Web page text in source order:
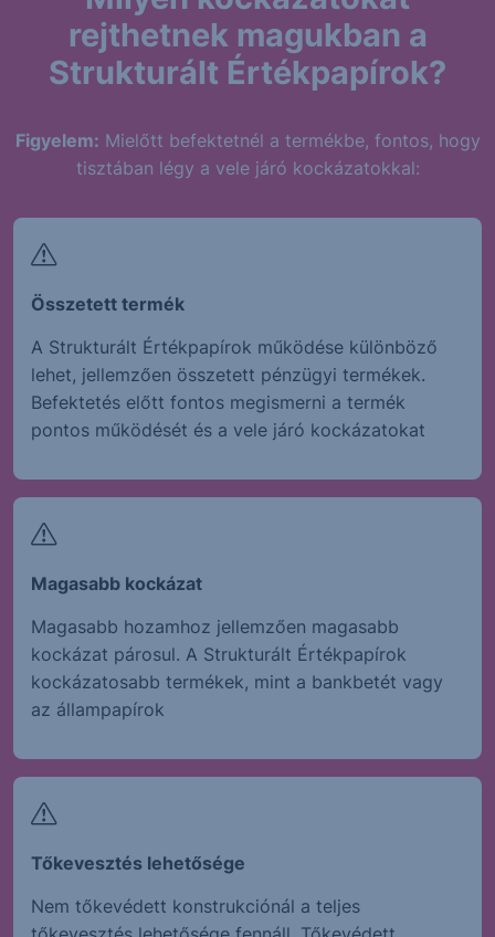
rejthetnek magukban a
Strukturált Értékpapírok?
Figyelem: Mielőtt befektetnél a termékbe, fontos, hogy
tisztában légy a vele járó kockázatokkal:
Összetett termék
A Strukturált Értékpapírok működése különböző
lehet, jellemzően összetett pénzügyi termékek.
Befektetés előtt fontos megismerni a termék
pontos működését és a vele járó kockázatokat
Magasabb kockázat
Magasabb hozamhoz jellemzően magasabb
kockázat párosul. A Strukturált Értékpapírok
kockázatosabb termékek, mint a bankbetét vagy
az állampapírok
Tőkevesztés lehetősége
Nem tőkevédett konstrukciónál a teljes